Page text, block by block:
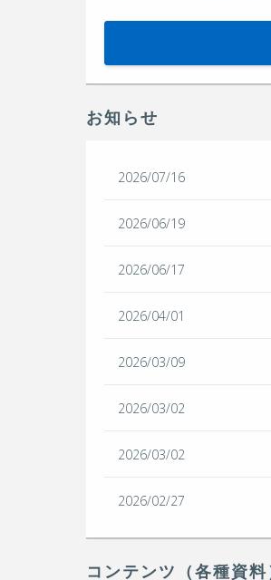
お知らせ
2026/07/16
2026/06/19
2026/06/17
2026/04/01
2026/03/09
2026/03/02
2026/03/02
2026/02/27
コンテンツ（各種資料